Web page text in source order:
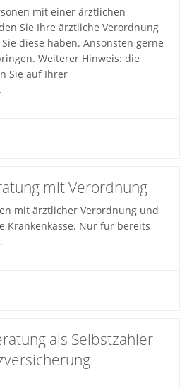
mit einer ärztlichen
Sie Ihre ärztliche Verordnung
diese haben. Ansonsten gerne
Weiterer Hinweis: die
Sie auf Ihrer
mit Verordnung
mit ärztlicher Verordnung und
Krankenkasse. Nur für bereits
als Selbstzahler